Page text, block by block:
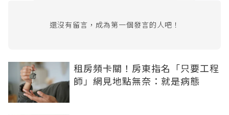
還沒有留言，成為第一個發言的人吧！
租房頻卡關！房東指名「只要工程
師」網見地點無奈：就是病態